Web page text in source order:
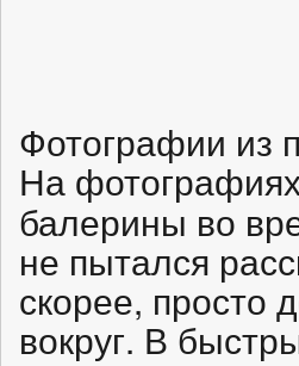
Фотографии из
На фотографиях
балерины во
не пытался
скорее, просто
вокруг. В